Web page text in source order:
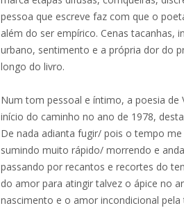
pessoa que escreve faz com que o
além do ser empírico. Cenas tacanhas,
urbano, sentimento e a própria dor do
longo do livro.
Num tom pessoal e íntimo, a poesia de
início do caminho no ano de 1978,
De nada adianta fugir/ pois o tempo
sumindo muito rápido/ morrendo e
passando por recantos e recortes do
do amor para atingir talvez o ápice no
nascimento e o amor incondicional